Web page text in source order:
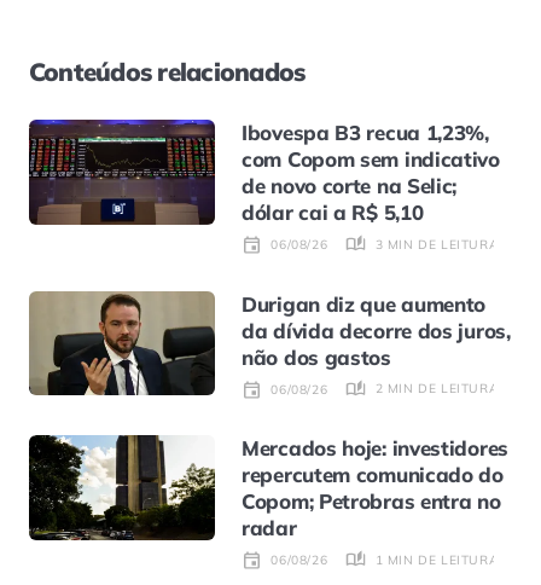
Conteúdos relacionados
Ibovespa B3 recua 1,23%,
com Copom sem indicativo
de novo corte na Selic;
dólar cai a R$ 5,10
06/08/26 3 MIN DE LEITURA
Durigan diz que aumento
da dívida decorre dos juros,
não dos gastos
06/08/26 2 MIN DE LEITURA
Mercados hoje: investidores
repercutem comunicado do
Copom; Petrobras entra no
radar
06/08/26 1 MIN DE LEITURA